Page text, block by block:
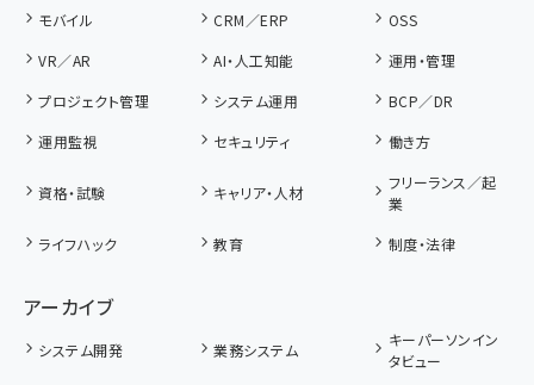
モバイル
CRM／ERP
OSS
VR／AR
AI・人工知能
運用・管理
プロジェクト管理
システム運用
BCP／DR
運用監視
セキュリティ 働き方
資格・試験 キャリア・人材
フリーランス／起
業
ライフハック
教育 制度・法律
アーカイブ
システム開発 業務システム
キーパーソンイン
タビュー